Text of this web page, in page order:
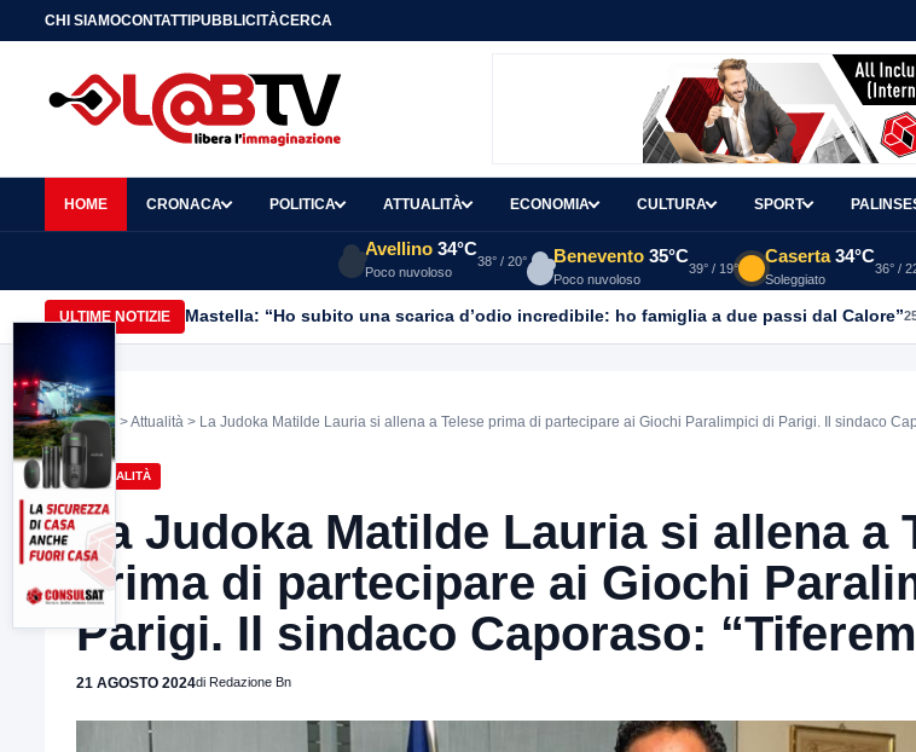
CHI SIAMOCONTATTIPUBBLICITÀCERCA
HOME CRONACA POLITICA ATTUALITÀ ECONOMIA CULTURA SPORT
Avellino 34°C
Poco nuvoloso
38° / 20° Benevento 35°C
Poco nuvoloso
39° / 19°
Caserta 34°C
Soleggiato
36° /
ULTIME NOTIZIE Mastella: “Ho subito una scarica d’odio incredibile: ho famiglia a due passi dal Calore”
Home >Attualità > La Judoka Matilde Lauria si allena a Telese prima di partecipare ai Giochi Paralimpici di Parigi. Il sindaco
ATTUALITÀ
La Judoka Matilde Lauria si allena a
prima di partecipare ai Giochi
Parigi. Il sindaco Caporaso:
21 AGOSTO 2024di Redazione Bn